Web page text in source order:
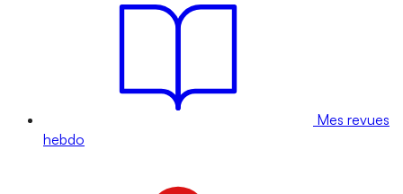
Mes revues
hebdo